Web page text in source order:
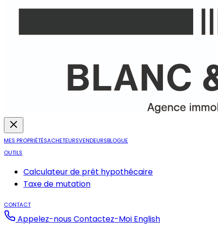
MES PROPRIÉTÉSACHETEURSVENDEURSBLOGUE
OUTILS
Calculateur de prêt hypothécaire
Taxe de mutation
CONTACT
Appelez-nousContactez-Moi English